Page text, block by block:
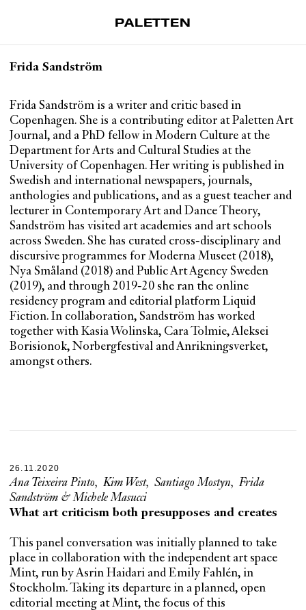
PALETTEN
Om Paletten
Prenumerationer
Köp enkelnummer
Nyhetsbrev
Kontakt
Sök
Frida Sandström
Frida Sandström is a writer and critic based in
Copenhagen. She is a contributing editor at Paletten Art
Journal, and a PhD fellow in Modern Culture at the
Department for Arts and Cultural Studies at the
University of Copenhagen. Her writing is published in
Swedish and international newspapers, journals,
anthologies and publications, and as a guest teacher and
lecturer in Contemporary Art and Dance Theory,
Sandström has visited art academies and art schools
across Sweden. She has curated cross-disciplinary and
discursive programmes for Moderna Museet (2018),
Nya Småland (2018) and Public Art Agency Sweden
(2019), and through 2019-20 she ran the online
residency program and editorial platform Liquid
Fiction. In collaboration, Sandström has worked
together with Kasia Wolinska, Cara Tolmie, Aleksei
Borisionok, Norbergfestival and Anrikningsverket,
amongst others.
26.11.2020
Ana Teixeira Pinto, Kim West, Santiago Mostyn, Frida
Sandström & Michele Masucci
What art criticism both presupposes and creates
This panel conversation was initially planned to take
place in collaboration with the independent art space
Mint, run by Asrin Haidari and Emily Fahlén, in
Stockholm. Taking its departure in a planned, open
editorial meeting at Mint, the focus of this